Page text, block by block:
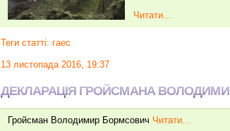
Читати...
Теги статті: гаес
13 листопада 2016, 19:37
ДЕКЛАРАЦІЯ ГРОЙСМАНА
Гройсман Володимир Бормсович Читати...